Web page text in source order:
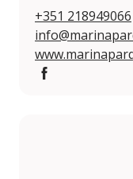
+351 218949066